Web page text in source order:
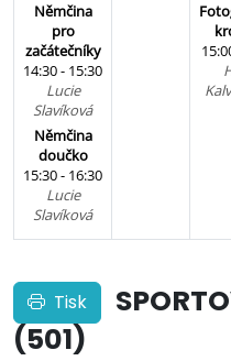
Němčina
pro
začátečníky
14:30 - 15:30
Lucie
Slavíková
Němčina
doučko
15:30 - 16:30
Lucie
Slavíková
Tisk
(501)